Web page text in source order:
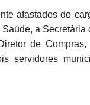
afastados do
a
de
servidores